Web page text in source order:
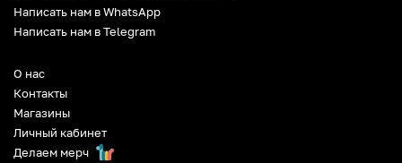
О нас
Контакты
Магазины
Личный кабинет
Делаем мерч
Написать нам в WhatsApp
Написать нам в Telegram